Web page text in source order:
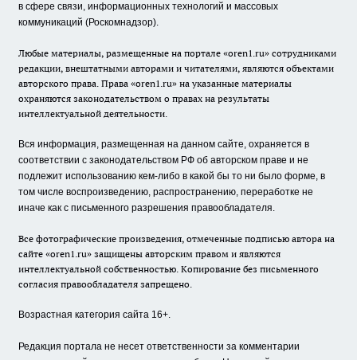
в сфере связи, информационных технологий и массовых
коммуникаций (Роскомнадзор).
Любые материалы, размещенные на портале «oren1.ru» сотрудниками
редакции, внештатными авторами и читателями, являются объектами
авторского права. Права «oren1.ru» на указанные материалы
охраняются законодательством о правах на результаты
интеллектуальной деятельности.
Вся информация, размещенная на данном сайте, охраняется в
соответствии с законодательством РФ об авторском праве и не
подлежит использованию кем-либо в какой бы то ни было форме, в
том числе воспроизведению, распространению, переработке не
иначе как с письменного разрешения правообладателя.
Все фотографические произведения, отмеченные подписью автора на
сайте «oren1.ru» защищены авторским правом и являются
интеллектуальной собственностью. Копирование без письменного
согласия правообладателя запрещено.
Возрастная категория сайта 16+.
Редакция портала не несет ответственности за комментарии